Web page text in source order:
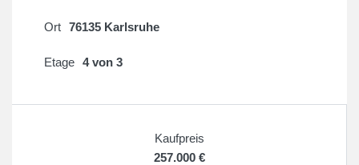
Ort 76135 Karlsruhe
Etage 4 von 3
Kaufpreis
257.000 €